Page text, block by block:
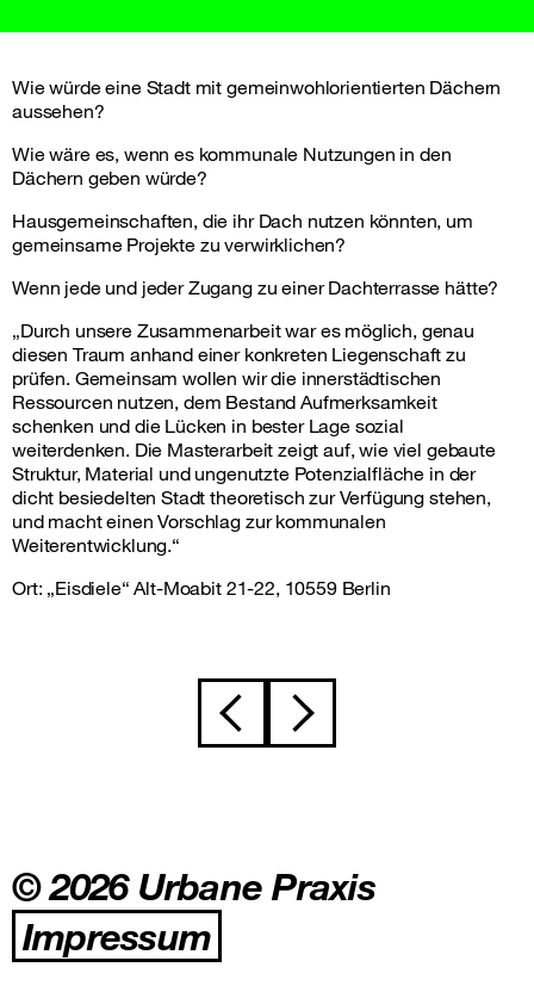
Wie würde eine Stadt mit gemeinwohlorientierten Dächern
aussehen?
Wie wäre es, wenn es kommunale Nutzungen in den
Dächern geben würde?
Hausgemeinschaften, die ihr Dach nutzen könnten, um
gemeinsame Projekte zu verwirklichen?
Wenn jede und jeder Zugang zu einer Dachterrasse hätte?
„Durch unsere Zusammenarbeit war es möglich, genau
diesen Traum anhand einer konkreten Liegenschaft zu
prüfen. Gemeinsam wollen wir die innerstädtischen
Ressourcen nutzen, dem Bestand Aufmerksamkeit
schenken und die Lücken in bester Lage sozial
weiterdenken. Die Masterarbeit zeigt auf, wie viel gebaute
Struktur, Material und ungenutzte Potenzialfläche in der
dicht besiedelten Stadt theoretisch zur Verfügung stehen,
und macht einen Vorschlag zur kommunalen
Weiterentwicklung.“
Ort: „Eisdiele“ Alt-Moabit 21-22, 10559 Berlin
Beitragsnavigation
© 2026 Urbane Praxis
Impressum